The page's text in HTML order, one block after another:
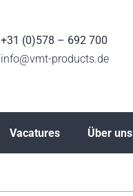
+31 (0)578 – 692 700
info@vmt-products.de
Vacatures Über uns